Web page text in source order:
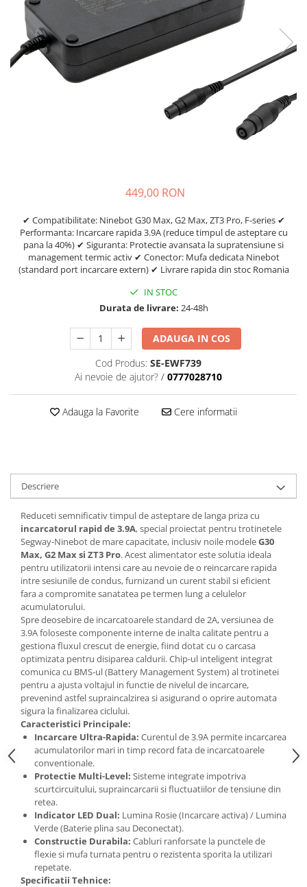
Etrieri
https://www.doctortrotineta.ro/lumini
Stop trotineta
Faruri
https://www.doctortrotineta.ro/cadru
449,00 RON
✔ Compatibilitate: Ninebot G30 Max, G2 Max, ZT3 Pro, F-series ✔
Performanta: Incarcare rapida 3.9A (reduce timpul de asteptare cu
pana la 40%) ✔ Siguranta: Protectie avansata la supratensiune si
management termic activ ✔ Conector: Mufa dedicata Ninebot
(standard port incarcare extern) ✔ Livrare rapida din stoc Romania
IN STOC
Durata de livrare: 24-48h
ADAUGA IN COS
Cod Produs: SE-EWF739
Ai nevoie de ajutor? / 0777028710
Adauga la Favorite Cere informatii
Descriere
Reduceti semnificativ timpul de asteptare de langa priza cu
incarcatorul rapid de 3.9A, special proiectat pentru trotinetele
Segway-Ninebot de mare capacitate, inclusiv noile modeleG30
Max, G2 Max si ZT3 Pro. Acest alimentator este solutia ideala
pentru utilizatorii intensi care au nevoie de o reincarcare rapida
intre sesiunile de condus, furnizand un curent stabil si eficient
fara a compromite sanatatea pe termen lung a celulelor
acumulatorului.
Spre deosebire de incarcatoarele standard de 2A, versiunea de
3.9A foloseste componente interne de inalta calitate pentru a
gestiona fluxul crescut de energie, fiind dotat cu o carcasa
optimizata pentru disiparea caldurii. Chip-ul inteligent integrat
comunica cu BMS-ul (Battery Management System) al trotinetei
pentru a ajusta voltajul in functie de nivelul de incarcare,
prevenind astfel supraincalzirea si asigurand o oprire automata
sigura la finalizarea ciclului.
Caracteristici Principale:
Incarcare Ultra-Rapida: Curentul de 3.9A permite incarcarea
acumulatorilor mari in timp record fata de incarcatoarele
conventionale.
Protectie Multi-Level: Sisteme integrate impotriva
scurtcircuitului, supraincarcarii si fluctuatiilor de tensiune din
retea.
Indicator LED Dual: Lumina Rosie (Incarcare activa) / Lumina
Verde (Baterie plina sau Deconectat).
Constructie Durabila: Cabluri ranforsate la punctele de
flexie si mufa turnata pentru o rezistenta sporita la utilizari
repetate.
Specificatii Tehnice: